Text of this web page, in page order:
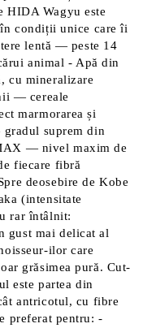
HIDA Wagyu este
condiții unice care îi
lentă — peste 14
animal - Apă din
cu mineralizare
— cereale
marmorarea și
suprem din
— nivel maxim de
fiecare fibră
deosebire de Kobe
(intensitate
rar întâlnit:
gust mai delicat al
ilor care
grăsimea pură. Cut-
este partea din
antricotul, cu fibre
preferat pentru: -